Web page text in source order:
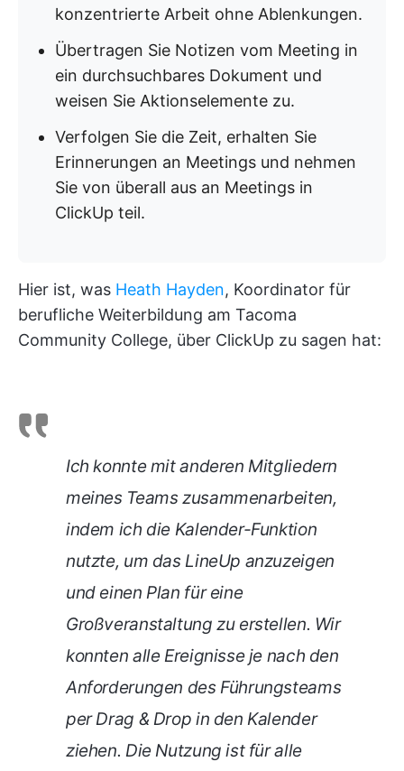
konzentrierte Arbeit ohne Ablenkungen.
Übertragen Sie Notizen vom Meeting in
ein durchsuchbares Dokument und
weisen Sie Aktionselemente zu.
Verfolgen Sie die Zeit, erhalten Sie
Erinnerungen an Meetings und nehmen
Sie von überall aus an Meetings in
ClickUp teil.
Hier ist, was Heath Hayden, Koordinator für
berufliche Weiterbildung am Tacoma
Community College, über ClickUp zu sagen hat:
Ich konnte mit anderen Mitgliedern
meines Teams zusammenarbeiten,
indem ich die Kalender-Funktion
nutzte, um das LineUp anzuzeigen
und einen Plan für eine
Großveranstaltung zu erstellen. Wir
konnten alle Ereignisse je nach den
Anforderungen des Führungsteams
per Drag & Drop in den Kalender
ziehen. Die Nutzung ist für alle